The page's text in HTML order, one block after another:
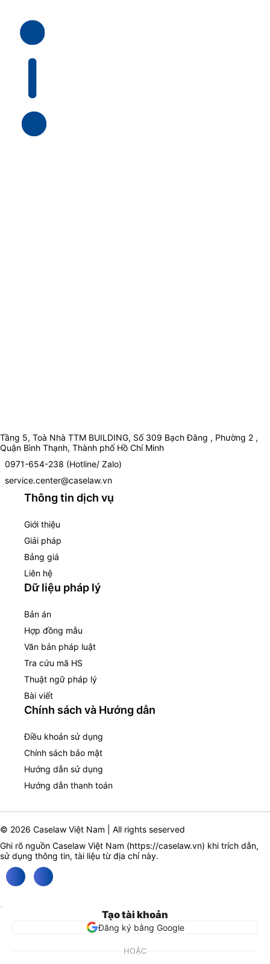
Tầng 5, Toà Nhà TTM BUILDING, Số 309 Bạch Đằng , Phường 2 ,
Quận Bình Thạnh, Thành phố Hồ Chí Minh
0971-654-238 (Hotline/ Zalo)
service.center@caselaw.vn
Thông tin dịch vụ
Giới thiệu
Giải pháp
Bảng giá
Liên hệ
Dữ liệu pháp lý
Bản án
Hợp đồng mẫu
Văn bản pháp luật
Tra cứu mã HS
Thuật ngữ pháp lý
Bài viết
Chính sách và Hướng dẫn
Điều khoản sử dụng
Chính sách bảo mật
Hướng dẫn sử dụng
Hướng dẫn thanh toán
© 2026 Caselaw Việt Nam | All rights seserved
Ghi rõ nguồn Caselaw Việt Nam (https://caselaw.vn) khi trích dẫn,
sử dụng thông tin, tài liệu từ địa chỉ này.
Tạo tài khoản
Đăng ký bằng Google
HOẶC